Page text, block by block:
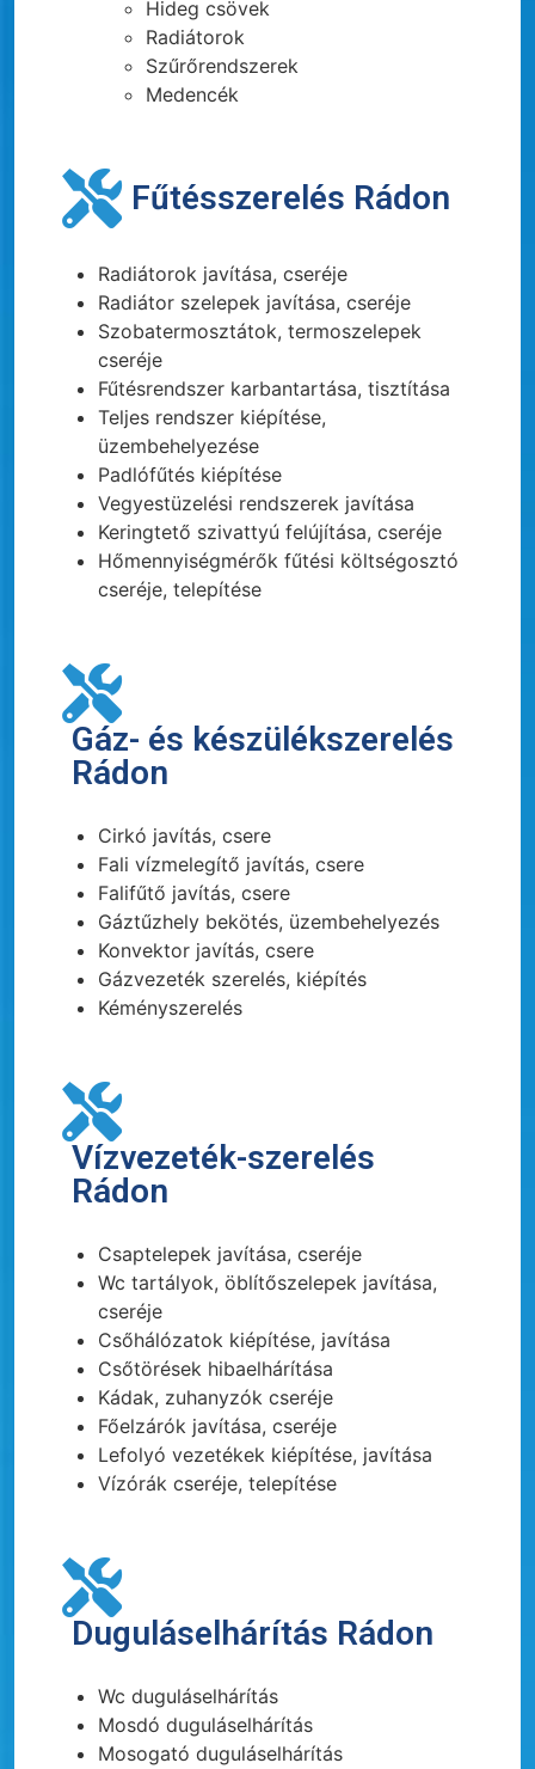
Hideg csövek
Radiátorok
Szűrőrendszerek
Medencék
Fűtésszerelés Rádon
Radiátorok javítása, cseréje
Radiátor szelepek javítása, cseréje
Szobatermosztátok, termoszelepek
cseréje
Fűtésrendszer karbantartása, tisztítása
Teljes rendszer kiépítése,
üzembehelyezése
Padlófűtés kiépítése
Vegyestüzelési rendszerek javítása
Keringtető szivattyú felújítása, cseréje
Hőmennyiségmérők fűtési költségosztó
cseréje, telepítése
Gáz- és készülékszerelés
Rádon
Cirkó javítás, csere
Fali vízmelegítő javítás, csere
Falifűtő javítás, csere
Gáztűzhely bekötés, üzembehelyezés
Konvektor javítás, csere
Gázvezeték szerelés, kiépítés
Kéményszerelés
Vízvezeték-szerelés
Rádon
Csaptelepek javítása, cseréje
Wc tartályok, öblítőszelepek javítása,
cseréje
Csőhálózatok kiépítése, javítása
Csőtörések hibaelhárítása
Kádak, zuhanyzók cseréje
Főelzárók javítása, cseréje
Lefolyó vezetékek kiépítése, javítása
Vízórák cseréje, telepítése
Duguláselhárítás Rádon
Wc duguláselhárítás
Mosdó duguláselhárítás
Mosogató duguláselhárítás